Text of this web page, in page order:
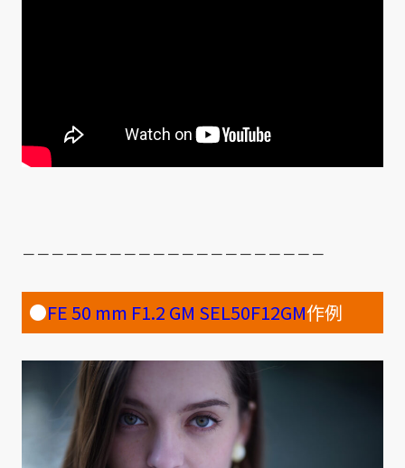
－－－－－－－－－－－－－－－－－－－－－
●FE 50 mm F1.2 GM SEL50F12GM作例